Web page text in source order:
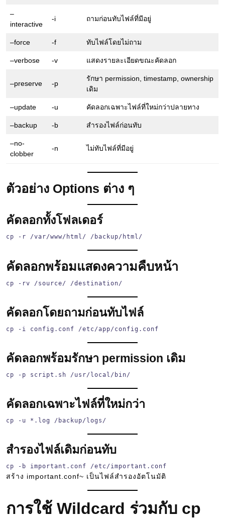
–
interactive
-i ถามก่อนทับไฟล์ที่มีอยู่
–force -f ทับไฟล์โดยไม่ถาม
–verbose -v แสดงรายละเอียดขณะคัดลอก
–preserve -p
รักษา permission, timestamp, ownership
เดิม
–update -u คัดลอกเฉพาะไฟล์ที่ใหม่กว่าปลายทาง
–backup -b สำรองไฟล์ก่อนทับ
–no-
clobber
-n ไม่ทับไฟล์ที่มีอยู่
ตัวอย่าง Options ต่าง ๆ
คัดลอกทั้งโฟลเดอร์
cp -r /var/www/html/ /backup/html/
คัดลอกพร้อมแสดงความคืบหน้า
cp -rv /source/ /destination/
คัดลอกโดยถามก่อนทับไฟล์
cp -i config.conf /etc/app/config.conf
คัดลอกพร้อมรักษา permission เดิม
cp -p script.sh /usr/local/bin/
คัดลอกเฉพาะไฟล์ที่ใหม่กว่า
cp -u *.log /backup/logs/
สำรองไฟล์เดิมก่อนทับ
cp -b important.conf /etc/important.conf
สร้าง important.conf~ เป็นไฟล์สำรองอัตโนมัติ
การใช้ Wildcard ร่วมกับ cp